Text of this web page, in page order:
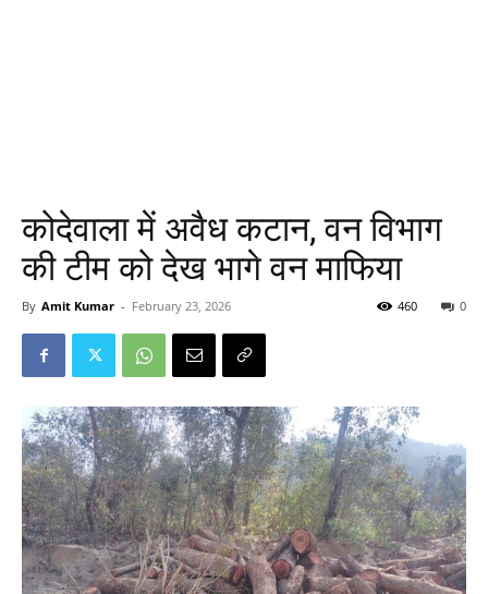
कोदेवाला में अवैध कटान, वन विभाग
की टीम को देख भागे वन माफिया
By Amit Kumar - February 23, 2026 0
460